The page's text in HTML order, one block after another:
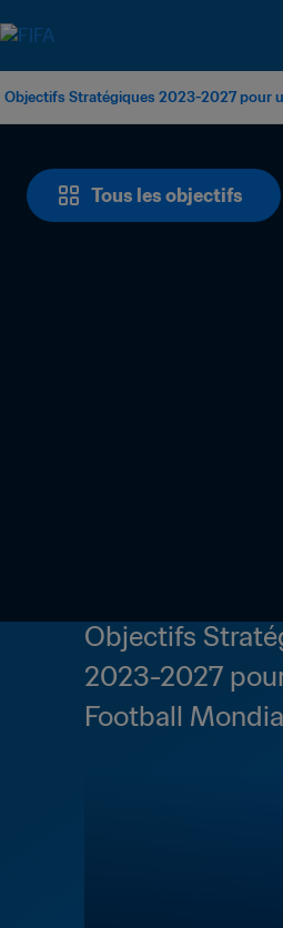
Objectifs Stratégiques 2023-2027 pour
Tous les objectifs
Objectifs
2023-2027
Football